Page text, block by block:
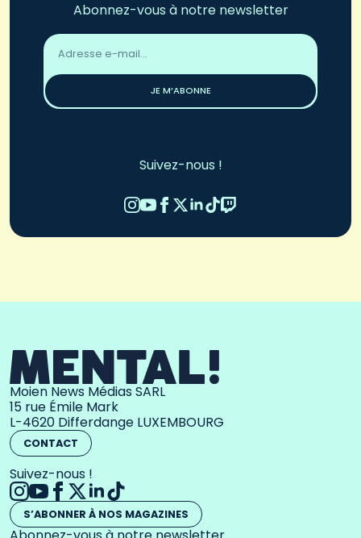
Abonnez-vous à notre newsletter
Adresse
email
JE M’ABONNE
Suivez-nous !
Moien News Médias SARL
15 rue Émile Mark
L-4620 Differdange LUXEMBOURG
CONTACT
Suivez-nous !
S’ABONNER À NOS MAGAZINES